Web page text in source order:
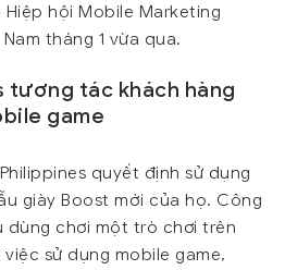
hội Mobile Marketing
tháng 1 vừa qua.
tương tác khách hàng
game
quyết định sử dụng
giày Boost mới của họ. Công
chơi một trò chơi trên
sử dụng mobile game,